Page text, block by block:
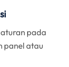
pada
panel atau